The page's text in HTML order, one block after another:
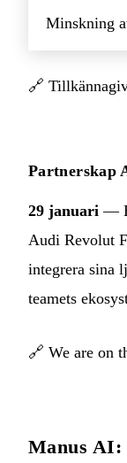
Minskning
🔗
Partnerskap
29 januari —
Audi Revolut
integrera sina
teamets
🔗 We are on
Manus AI: